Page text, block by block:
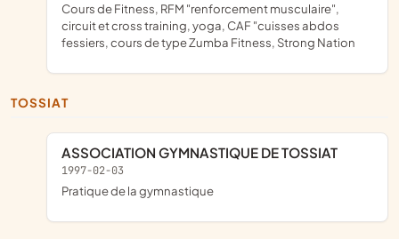
cours de Fitness, RFM "renforcement musculaire",
circuit et cross training, yoga, CAF "cuisses abdos
fessiers, cours de type Zumba Fitness, Strong Nation
TOSSIAT
ASSOCIATION GYMNASTIQUE DE TOSSIAT
1997-02-03
pratique de la gymnastique